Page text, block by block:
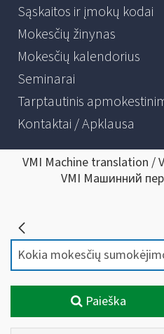
Sąskaitos ir įmokų kodai
Mokesčių žinynas
Mokesčių kalendorius
Seminarai
Tarptautinis
Kontaktai / Apklausa
VMI Machine translation
VMI Машинний
Paieška